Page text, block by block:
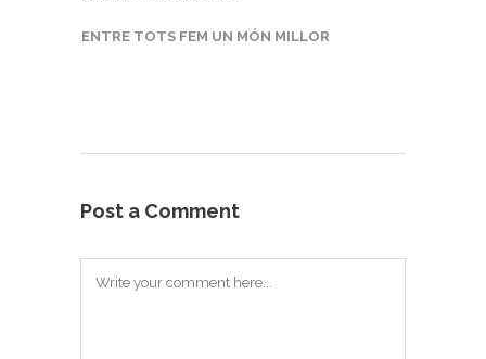
ENTRE TOTS FEM UN MÓN MILLOR
Post a Comment